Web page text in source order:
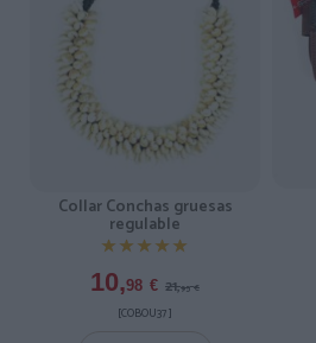
Collar Conchas gruesas
regulable
★★★★★
★★★★★
10,98 € 21,95 €
[COBOU37 ]